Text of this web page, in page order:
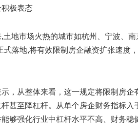
极表态
土地市场火热的城市如杭州、宁波、
式落地,将有效限制房企融资扩张速度
，从整体来看，这一规定将限制房
甚至降杠杆。从单个房企财务指标
够强化行业中杠杆水平不高、财务